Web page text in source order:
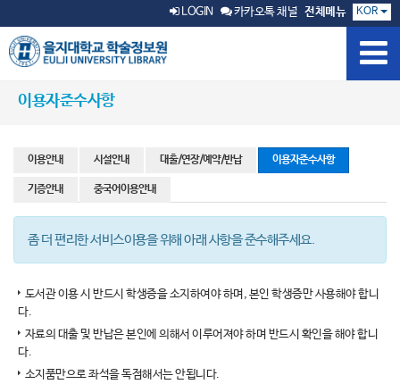
LOGIN 카카오톡 채널 전체메뉴 KOR
이용자준수사항
이용안내 시설안내 대출/연장/예약/반납 이용자준수사항
기증안내 중국어이용안내
좀 더 편리한 서비스이용을 위해 아래 사항을 준수해주세요.
도서관 이용 시 반드시 학생증을 소지하여야 하며, 본인 학생증만 사용해야 합니
다.
자료의 대출 및 반납은 본인에 의해서 이루어져야 하며 반드시 확인을 해야 합니
다.
소지품만으로 좌석을 독점해서는 안됩니다.